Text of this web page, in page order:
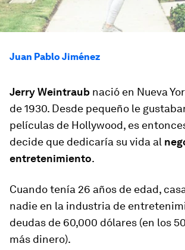
Juan Pablo Jiménez
Jerry Weintraub nació en Nueva
de 1930. Desde pequeño le
películas de Hollywood, es
decide que dedicaría su vida al
entretenimiento.
Cuando tenía 26 años de edad,
nadie en la industria de
deudas de 60,000 dólares (en los
más dinero).